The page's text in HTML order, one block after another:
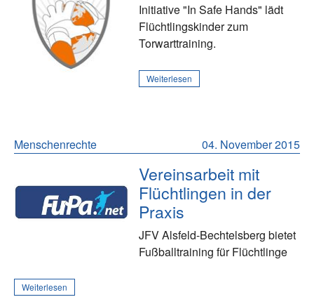
Initiative "In Safe Hands" lädt
Flüchtlingskinder zum
Torwarttraining.
Weiterlesen
04. November 2015
Menschenrechte
Vereinsarbeit mit
Flüchtlingen in der
Praxis
JFV Alsfeld-Bechtelsberg bietet
Fußballtraining für Flüchtlinge
Weiterlesen